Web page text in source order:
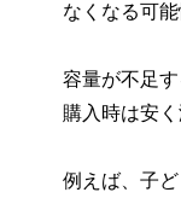
なくなる可能
容量が不足
購入時は安
例えば、子